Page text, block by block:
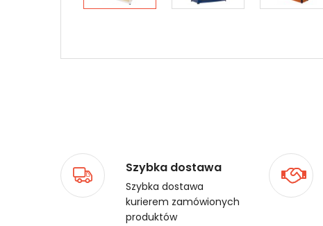
Szybka dostawa
Szybka dostawa
kurierem zamówionych
produktów